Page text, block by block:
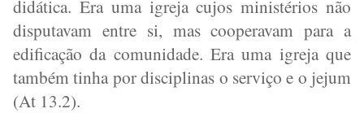
didática. Era uma igreja cujos ministérios não
disputavam entre si, mas cooperavam para a
edificação da comunidade. Era uma igreja que
também tinha por disciplinas o serviço e o jejum
(At 13.2).